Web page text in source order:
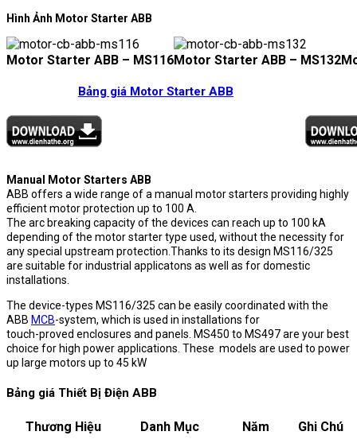
Hình Ảnh Motor Starter ABB
Motor Starter ABB – MS116Motor Starter ABB – MS132
Bảng giá Motor Starter ABB
Manual Motor Starters ABB
ABB offers a wide range of a manual motor starters providing highly
efficient motor protection up to 100 A.
The arc breaking capacity of the devices can reach up to 100 kA
depending of the motor starter type used, without the necessity for
any special upstream protection.Thanks to its design MS116/325
are suitable for industrial applicatons as well as for domestic
installations.
The device-types MS116/325 can be easily coordinated with the
ABB MCB-system, which is used in installations for
touch-proved enclosures and panels. MS450 to MS497 are your best
choice for high power applications. These models are used to power
up large motors up to 45 kW
Bảng giá Thiết Bị Điện ABB
Thương Hiệu Danh Mục Năm Ghi Chú